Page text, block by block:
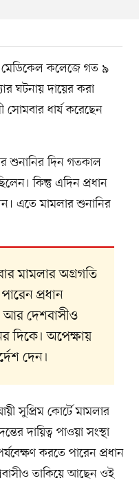
কলেজে গত ৯
ঘটনায় দায়ের করা
সোমবার ধার্য করেছেন
শুনানির দিন গতকাল
কিন্তু এদিন প্রধান
এতে মামলার শুনানির
মামলার অগ্রগতি
প্রধান
আর দেশবাসীও
দিকে। অপেক্ষায়
দেন।
সুপ্রিম কোর্টে মামলার
দায়িত্ব পাওয়া সংস্থা
করতে পারেন প্রধান
তাকিয়ে আছেন ওই